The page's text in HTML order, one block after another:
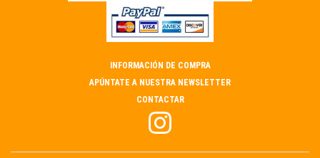
INFORMACIÓN DE COMPRA
APÚNTATE A NUESTRA NEWSLETTER
CONTACTAR